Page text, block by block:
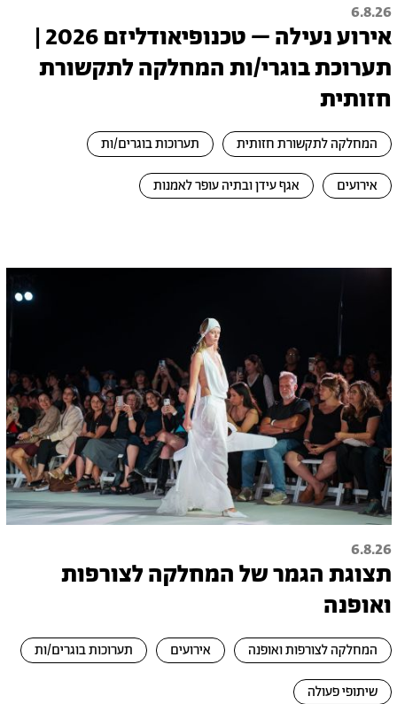
6.8.26
אירוע נעילה – טכנופיאודליזם 2026 |
תערוכת בוגרי/ות המחלקה לתקשורת
חזותית
המחלקה לתקשורת חזותית תערוכות בוגרים/ות
אירועים אגף עידן ובתיה עופר לאמנות
6.8.26
תצוגת הגמר של המחלקה לצורפות
ואופנה
המחלקה לצורפות ואופנה אירועים תערוכות בוגרים/ות
שיתופי פעולה